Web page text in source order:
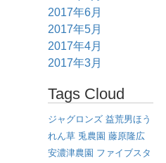
2017年6月
2017年5月
2017年4月
2017年3月
Tags Cloud
ジャグロンズ 益荒男ほう
れん草 兎農園 藤原隆広
安濃津農園 ファイブスタ